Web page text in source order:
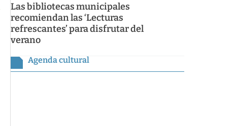
Las bibliotecas municipales
recomiendan las ‘Lecturas
refrescantes’ para disfrutar del
verano
Agenda cultural